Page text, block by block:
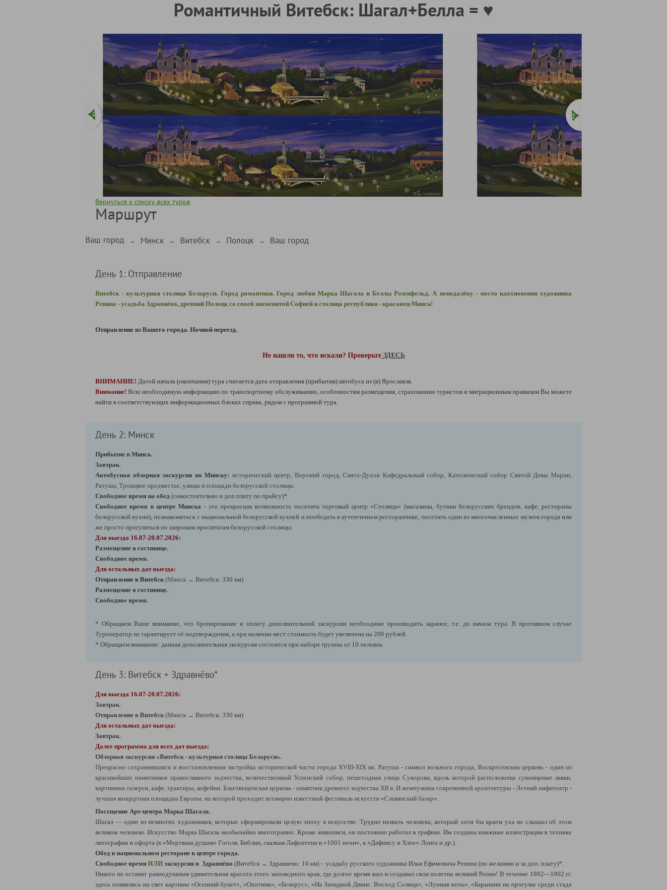
Романтичный Витебск: Шагал+Белла = ♥
Вернуться к списку всех туров
Маршрут
Ваш город → Минск → Витебск → Полоцк → Ваш город
День 1: Отправление
Витебск - культурная столица Беларуси. Город романтики. Город любви Марка Шагала и Беллы Розенфельд. А неподалёку - место вдохновения художника
Репина - усадьба Здравнёво, древний Полоцк со своей знаменитой Софией и столица республики - красавец-Минск!
Отправление из Вашего города. Ночной переезд.
Не нашли то, что искали? Проверьте ЗДЕСЬ
ВНИМАНИЕ! Датой начала (окончания) тура считается дата отправления (прибытия) автобуса из (в) Ярославля.
Внимание! Всю необходимую информацию по транспортному обслуживанию, особенностям размещения, страхованию туристов и миграционным правилам Вы можете
найти в соответствующих информационных блоках справа, рядом с программой тура.
День 2: Минск
Прибытие в Минск.
Завтрак.
Автобусная обзорная экскурсия по Минску: исторический центр, Верхний город, Свято-Духов Кафедральный собор, Католический собор Святой Девы Марии,
Ратуша, Троицкое предместье, улицы и площади белорусской столицы.
Свободное время на обед (самостоятельно и доп плату по прайсу)*
Свободное время в центре Минска - это прекрасная возможность посетить торговый центр «Столица» (магазины, бутики белорусских брендов, кафе, рестораны
белорусской кухни),познакомиться с национальной белорусской кухней и пообедать в аутентичном ресторанчике, посетить один из многочисленных музеев города или
же просто прогуляться по широким проспектам белорусской столицы.
Для выезда 16.07-20.07.2026:
Размещение в гостинице.
Свободное время.
Для остальных дат выезда:
Отправление в Витебск(Минск → Витебск: 330 км).
Размещение в гостинице.
Свободное время.
* Обращаем Ваше внимание, что бронирование и оплату дополнительной экскурсии необходимо производить заранее, т.е. до начала тура. В противном случае
Туроператор не гарантирует её подтверждения, а при наличии мест стоимость будет увеличена на 200 рублей.
* Обращаем внимание: данная дополнительная экскурсия состоится при наборе группы от 10 человек.
День 3: Витебск + Здравнёво*
Для выезда 16.07-20.07.2026:
Завтрак.
Отправление в Витебск(Минск → Витебск: 330 км)
Для остальных дат выезда:
Завтрак.
Далее программа для всех дат выезда:
Обзорная экскурсия «Витебск - культурная столица Беларуси».
Прекрасно сохранившаяся и восстановленная застройка исторической части города XVIII-XIX вв. Ратуша - символ вольного города, Воскресенская церковь - один из
красивейших памятников православного зодчества, величественный Успенский собор, пешеходная улица Суворова, вдоль которой расположены сувенирные лавки,
картинные галереи, кафе, трактиры, кофейни. Благовещенская церковь - памятник древнего зодчества XII в. И жемчужина современной архитектуры - Летний амфитеатр -
лучшая концертная площадка Европы, на которой проходит всемирно известный фестиваль искусств «Славянский базар».
Посещение Арт-центра Марка Шагала.
Шагал — один из немногих художников, которые сформировали целую эпоху в искусстве. Трудно назвать человека, который хотя бы краем уха не слышал об этом
великом человеке. Искусство Марка Шагала необычайно многогранно. Кроме живописи, он постоянно работал в графике. Им созданы книжные иллюстрации в технике
литографии и офорта (к «Мертвым душам» Гоголя, Библии, сказкам Лафонтена и «1001 ночи», к «Дафнису и Хлое» Лонга и др.).
Обед в национальном ресторане в центре города.
Свободное время ИЛИ экскурсия в Здравнёво (Витебск → Здравнево: 16 км) – усадьбу русского художника Ильи Ефимовича Репина (по желанию и за доп. плату)*.
Никого не оставит равнодушным удивительная красота этого заповедного края, где долгое время жил и создавал свои полотна великий Репин! В течение 1892—1902 гг.
здесь появились на свет картины «Осенний букет», «Охотник», «Белорус», «На Западной Двине. Восход Солнца», «Лунная ночь», «Барышни на прогулке среди стада